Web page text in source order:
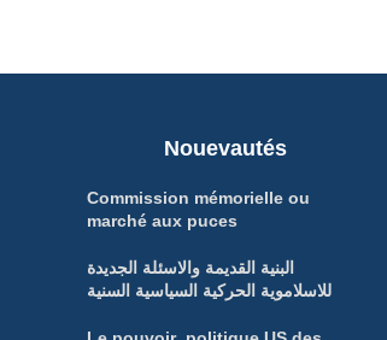
Nouevautés
Commission mémorielle ou
marché aux puces
البنية القديمة والاسئلة الجديدة
للاسلاموية الحركية السياسية السنية